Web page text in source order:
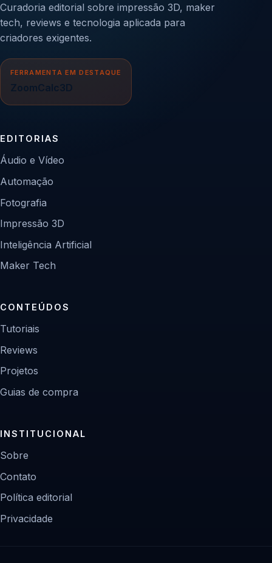
Curadoria editorial sobre impressão 3D, maker
tech, reviews e tecnologia aplicada para
criadores exigentes.
FERRAMENTA EM DESTAQUE
ZoomCalc3D
EDITORIAS
Áudio e Vídeo
Automação
Fotografia
Impressão 3D
Inteligência Artificial
Maker Tech
CONTEÚDOS
Tutoriais
Reviews
Projetos
Guias de compra
INSTITUCIONAL
Sobre
Contato
Política editorial
Privacidade